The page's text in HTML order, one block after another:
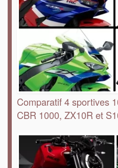
Comparatif 4 sportives
CBR 1000, ZX10R et